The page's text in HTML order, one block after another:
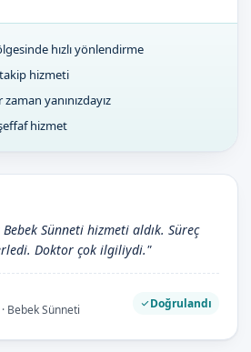
hızlı yönlendirme
hizmeti
yanınızdayız
hizmet
Sünneti hizmeti aldık. Süreç
Doktor çok ilgiliydi."
Bebek Sünneti Doğrulandı